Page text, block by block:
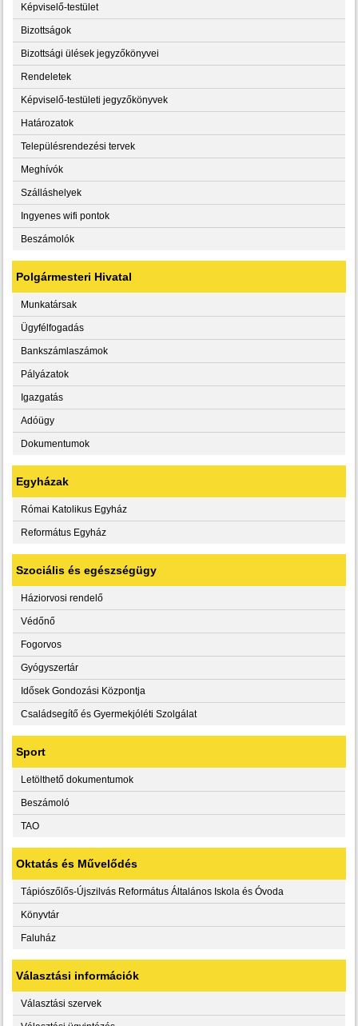
Képviselő-testület
Bizottságok
Bizottsági ülések jegyzőkönyvei
Rendeletek
Képviselő-testületi jegyzőkönyvek
Határozatok
Településrendezési tervek
Meghívók
Szálláshelyek
Ingyenes wifi pontok
Beszámolók
Polgármesteri Hivatal
Munkatársak
Ügyfélfogadás
Bankszámlaszámok
Pályázatok
Igazgatás
Adóügy
Dokumentumok
Egyházak
Római Katolikus Egyház
Református Egyház
Szociális és egészségügy
Háziorvosi rendelő
Védőnő
Fogorvos
Gyógyszertár
Idősek Gondozási Központja
Családsegítő és Gyermekjóléti Szolgálat
Sport
Letölthető dokumentumok
Beszámoló
TAO
Oktatás és Művelődés
Tápiószőlős-Újszilvás Református Általános Iskola és Óvoda
Könyvtár
Faluház
Választási információk
Választási szervek